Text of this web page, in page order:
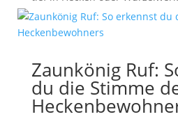
Zaunkönig Ruf:
du die Stimme